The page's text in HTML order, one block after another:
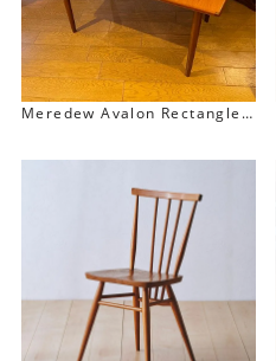
Meredew Avalon Rectangle
エクステンション テーブル